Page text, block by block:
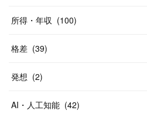
所得・年収 (100)
格差 (39)
発想 (2)
AI・人工知能 (42)